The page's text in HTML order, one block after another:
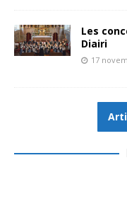
Les
Diairi
17